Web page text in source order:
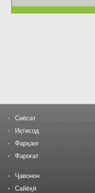
Сиёсат
Иқтисод
Фарҳанг
Фароғат
Ҷавонон
Сайёҳӣ